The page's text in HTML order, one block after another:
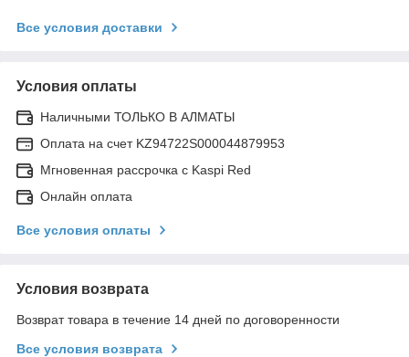
Все условия доставки
Условия оплаты
Наличными ТОЛЬКО В АЛМАТЫ
Оплата на счет KZ94722S000044879953
Мгновенная рассрочка с Kaspi Red
Онлайн оплата
Все условия оплаты
Условия возврата
Возврат товара в течение 14 дней по договоренности
Все условия возврата